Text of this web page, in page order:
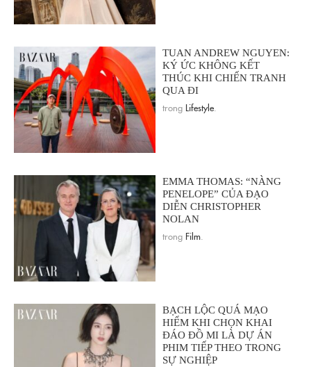
TUAN ANDREW NGUYEN:
KÝ ỨC KHÔNG KẾT
THÚC KHI CHIẾN TRANH
QUA ĐI
trong Lifestyle
EMMA THOMAS: “NÀNG
PENELOPE” CỦA ĐẠO
DIỄN CHRISTOPHER
NOLAN
trong Film
BẠCH LỘC QUÁ MẠO
HIỂM KHI CHỌN KHAI
ĐÁO ĐỒ MI LÀ DỰ ÁN
PHIM TIẾP THEO TRONG
SỰ NGHIỆP